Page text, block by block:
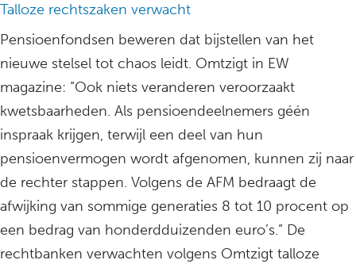
Talloze rechtszaken verwacht
Pensioenfondsen beweren dat bijstellen van het
nieuwe stelsel tot chaos leidt. Omtzigt in EW
magazine: “Ook niets veranderen veroorzaakt
kwetsbaarheden. Als pensioendeelnemers géén
inspraak krijgen, terwijl een deel van hun
pensioenvermogen wordt afgenomen, kunnen zij naar
de rechter stappen. Volgens de AFM bedraagt de
afwijking van sommige generaties 8 tot 10 procent op
een bedrag van honderdduizenden euro’s.” De
rechtbanken verwachten volgens Omtzigt talloze